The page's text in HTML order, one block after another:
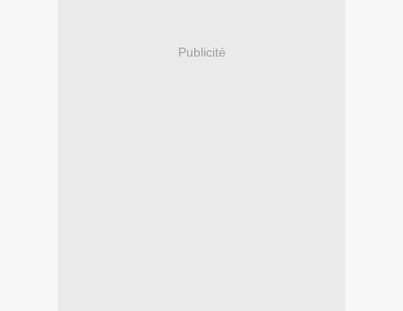
Publicité